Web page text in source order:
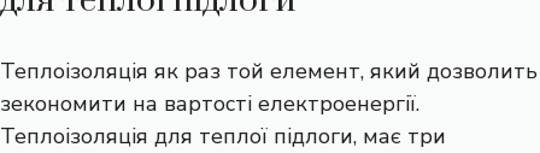
Теплоізоляція як раз той елемент, який дозволить
зекономити на вартості електроенергії.
Теплоізоляція для теплої підлоги, має три